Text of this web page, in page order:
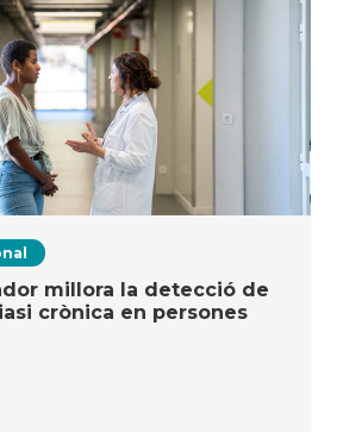
millora la detecció de
crònica en persones